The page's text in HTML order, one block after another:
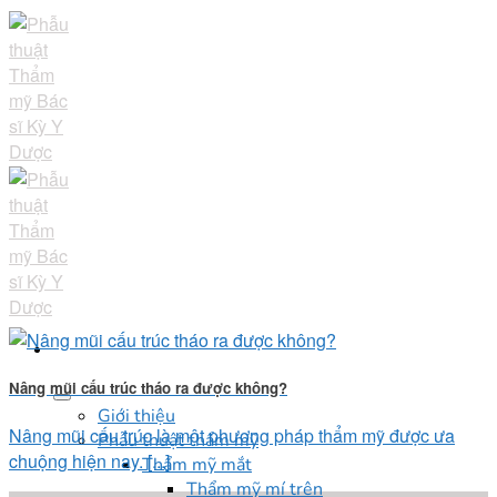
Skip
to
content
Giới thiệu
Phẫu thuật thẩm mỹ
Thẩm mỹ mắt
Thẩm mỹ mí trên
Nâng mũi cấu trúc tháo ra được không?
Nâng mũi cấu trúc là một phương pháp thẩm mỹ được ưa
chuộng hiện nay. [...]